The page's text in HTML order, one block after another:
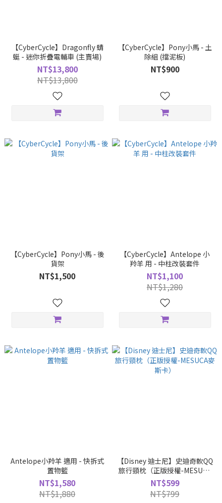
【CyberCycle】Dragonfly 蜻
蜓 - 迷你折疊電輔車 (主賣場)
NT$13,800
NT$13,800
【CyberCycle】Pony小馬 - 土
除組 (擋泥板)
NT$900
【CyberCycle】Pony小馬 - 後
貨架
NT$1,500
【CyberCycle】Antelope 小
羚羊 用 - 中柱改裝套件
NT$1,100
NT$1,280
Antelope小羚羊 適用 - 快拆式
置物籃
NT$1,580
NT$1,880
【Disney 迪士尼】史迪奇軟QQ
旅行頸枕（正版授權-MESUCA
麥斯卡）
NT$599
NT$799